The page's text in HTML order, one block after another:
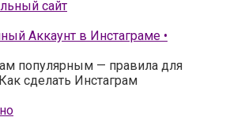
Аккаунт в Инстаграме •
популярным — правила для
сделать Инстаграм